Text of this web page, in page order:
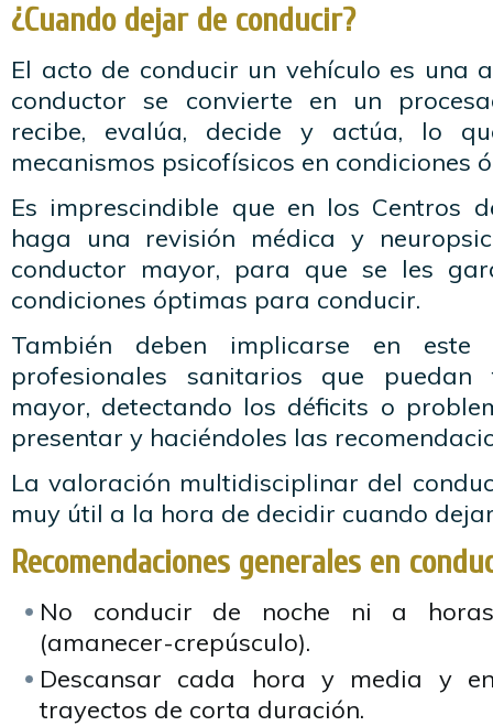
¿Cuando dejar de conducir?
El acto de conducir un vehículo es una
conductor se convierte en un
recibe, evalúa, decide y actúa, lo
mecanismos psicofísicos en condiciones
Es imprescindible que en los Centros
haga una revisión médica y
conductor mayor, para que se les
condiciones óptimas para conducir.
También deben implicarse en
profesionales sanitarios que
mayor, detectando los déficits o
presentar y haciéndoles las
La valoración multidisciplinar del
muy útil a la hora de decidir cuando
Recomendaciones generales en
No conducir de noche ni a
(amanecer-crepúsculo).
Descansar cada hora y media y
trayectos de corta duración.